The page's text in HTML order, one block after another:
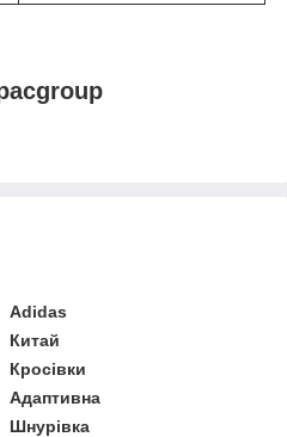
Adidas
Китай
Кросівки
Адаптивна
Шнурівка